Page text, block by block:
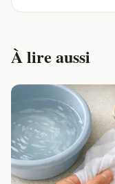
À lire aussi